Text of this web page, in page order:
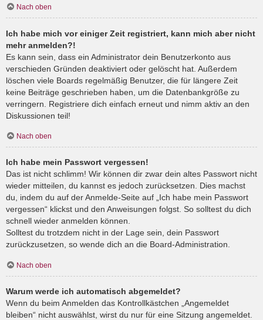
Nach oben
Ich habe mich vor einiger Zeit registriert, kann mich aber nicht
mehr anmelden?!
Es kann sein, dass ein Administrator dein Benutzerkonto aus
verschieden Gründen deaktiviert oder gelöscht hat. Außerdem
löschen viele Boards regelmäßig Benutzer, die für längere Zeit
keine Beiträge geschrieben haben, um die Datenbankgröße zu
verringern. Registriere dich einfach erneut und nimm aktiv an den
Diskussionen teil!
Nach oben
Ich habe mein Passwort vergessen!
Das ist nicht schlimm! Wir können dir zwar dein altes Passwort nicht
wieder mitteilen, du kannst es jedoch zurücksetzen. Dies machst
du, indem du auf der Anmelde-Seite auf „Ich habe mein Passwort
vergessen“ klickst und den Anweisungen folgst. So solltest du dich
schnell wieder anmelden können.
Solltest du trotzdem nicht in der Lage sein, dein Passwort
zurückzusetzen, so wende dich an die Board-Administration.
Nach oben
Warum werde ich automatisch abgemeldet?
Wenn du beim Anmelden das Kontrollkästchen „Angemeldet
bleiben“ nicht auswählst, wirst du nur für eine Sitzung angemeldet.